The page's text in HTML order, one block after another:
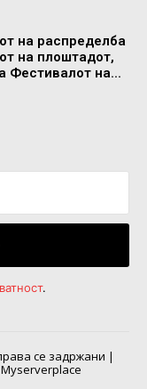
на распределба
на плоштадот,
Фестивалот на...
.
се задржани |